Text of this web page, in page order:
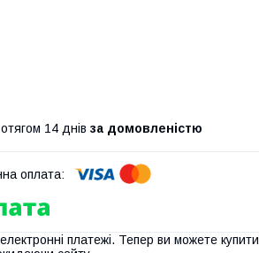
14 днів за домовленістю
платежі. Тепер ви можете купити